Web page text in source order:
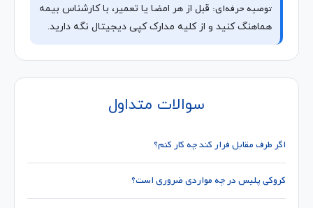
توصیه حرفه‌ای: قبل از هر امضا یا تعمیر، با کارشناس بیمه
هماهنگ کنید و از کلیه مدارک کپی دیجیتال نگه دارید.
سوالات متداول
اگر طرف مقابل فرار کند چه کار کنم؟
کروکی پلیس در چه مواردی ضروری است؟